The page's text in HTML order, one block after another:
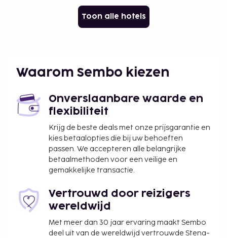
Toon alle hotels
Waarom Sembo kiezen
Onverslaanbare waarde en
flexibiliteit
Krijg de beste deals met onze prijsgarantie en
kies betaalopties die bij uw behoeften
passen. We accepteren alle belangrijke
betaalmethoden voor een veilige en
gemakkelijke transactie.
Vertrouwd door reizigers
wereldwijd
Met meer dan 30 jaar ervaring maakt Sembo
deel uit van de wereldwijd vertrouwde Stena-